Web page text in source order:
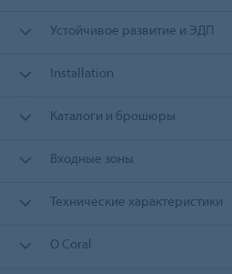
Устойчивое развитие и ЭДП
Installation
Каталоги и брошюры
Входные зоны
Технические характеристики
О Coral